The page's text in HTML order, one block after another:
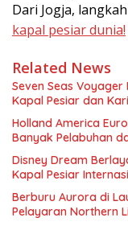
Dari Jogja,
kapal pesiar dunia!
Related News
Seven Seas
Kapal Pesiar dan
Holland America
Banyak Pelabuhan
Disney Dream
Kapal Pesiar
Berburu Aurora di
Pelayaran Northern